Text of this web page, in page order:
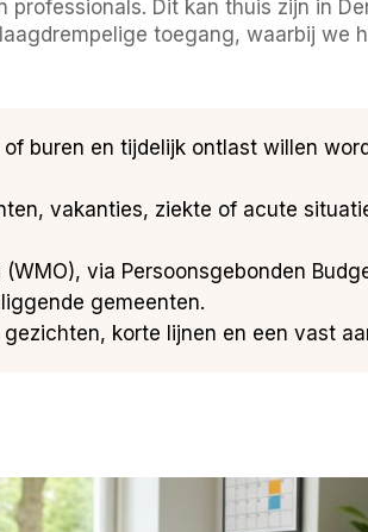
Dit kan thuis zijn in
toegang, waarbij we
buren en tijdelijk ontlast willen
vakanties, ziekte of acute
via Persoonsgebonden
gemeenten.
korte lijnen en een vast